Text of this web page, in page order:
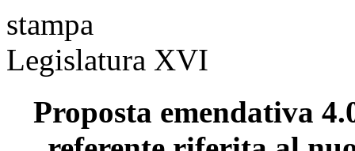
stampa
Legislatura XVI
Proposta emendativa